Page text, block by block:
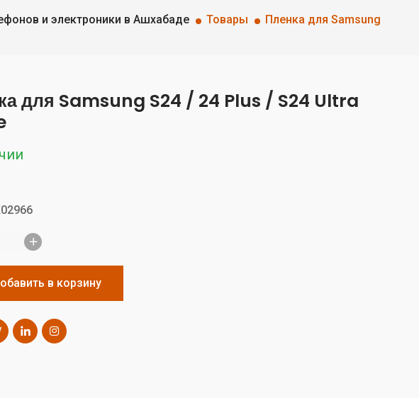
и электроники в Ашхабаде Товары Пленка для Samsung
для Samsung S24 / 24 Plus / S24 Ultra
в корзину